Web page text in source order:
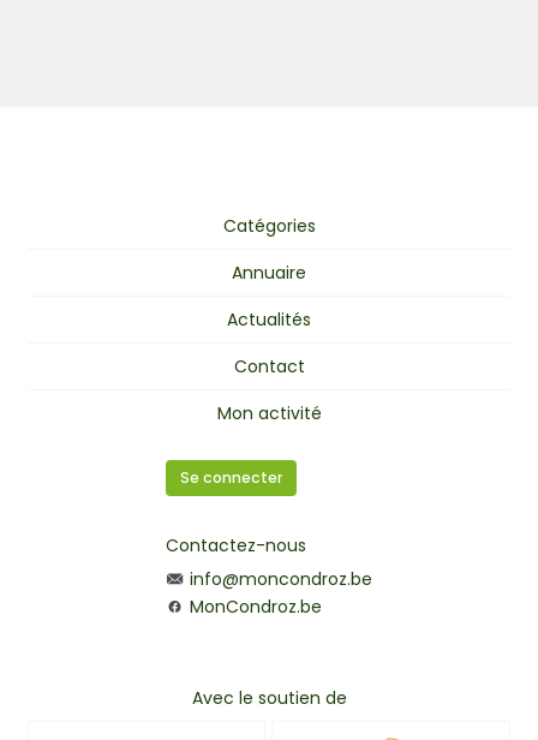
Catégories
Annuaire
Actualités
Contact
Mon activité
Se connecter
Contactez-nous
info@moncondroz.be
MonCondroz.be
Avec le soutien de